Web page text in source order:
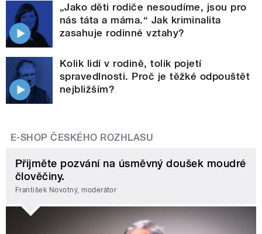
„Jako děti rodiče nesoudíme, jsou pro
nás táta a máma.“ Jak kriminalita
zasahuje rodinné vztahy?
Kolik lidí v rodině, tolik pojetí
spravedlnosti. Proč je těžké odpouštět
nejbližším?
E-SHOP ČESKÉHO ROZHLASU
Přijměte pozvání na úsměvný doušek moudré
člověčiny.
František Novotný, moderátor